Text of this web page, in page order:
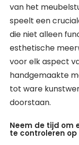
van het
speelt een
die niet alleen
esthetische
voor elk aspect
handgemaakte
tot ware
doorstaan.
Neem de tijd om
te controleren